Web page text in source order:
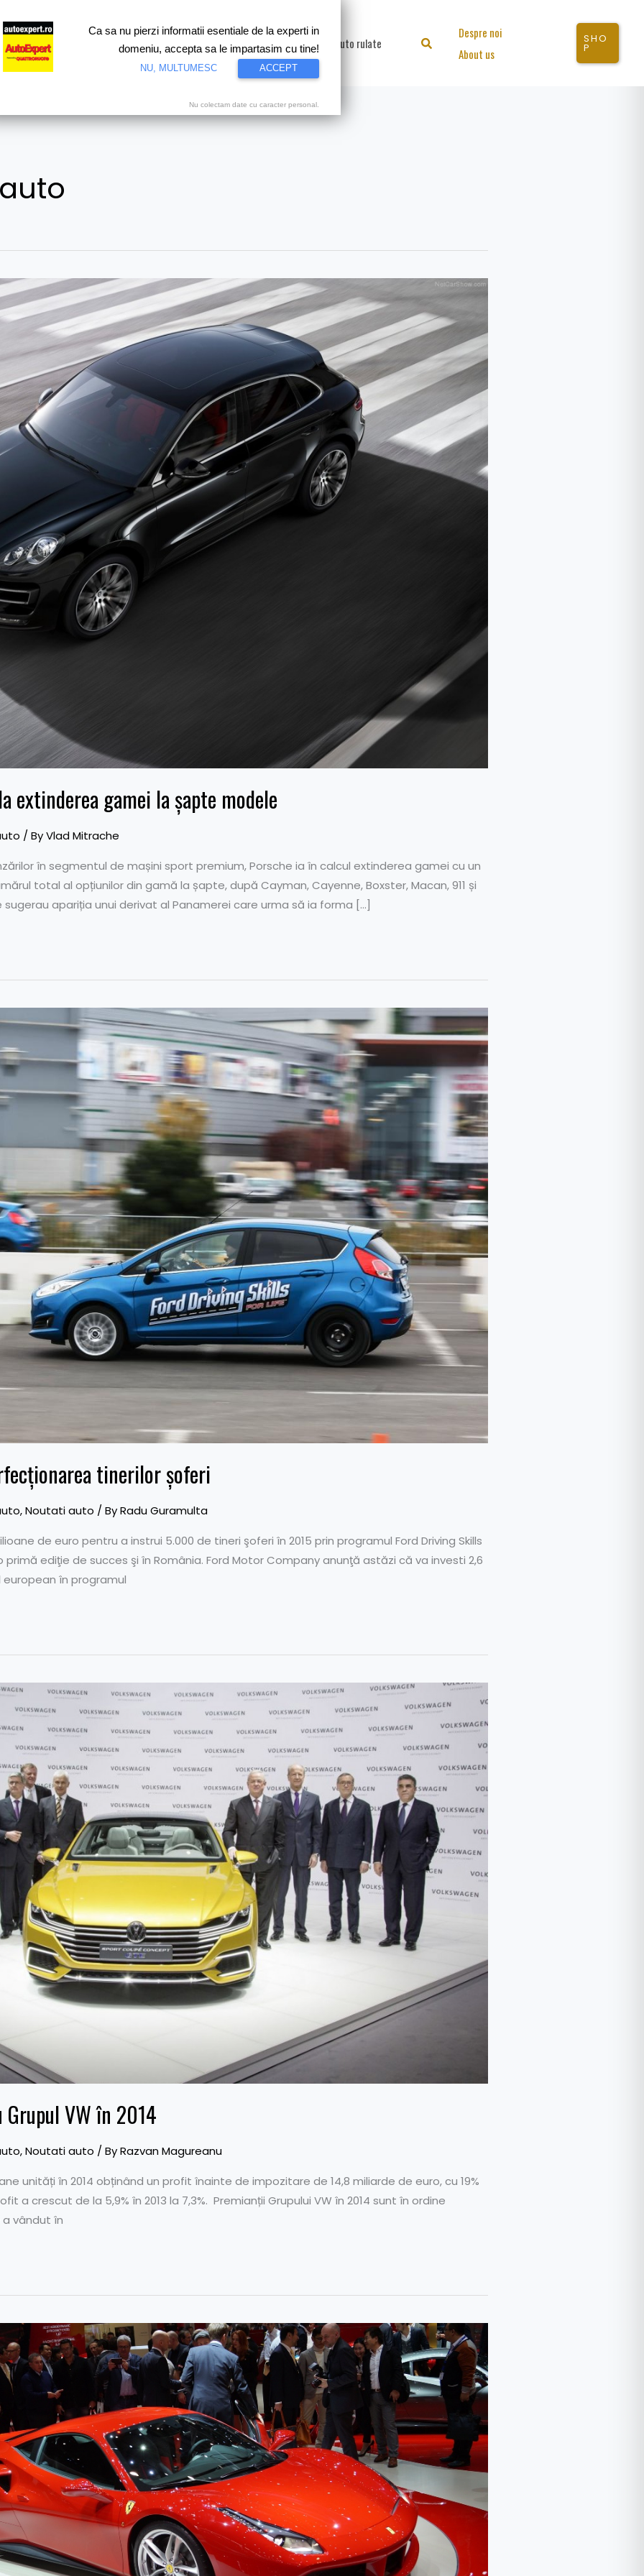
Test drive Motorsport Proiecte speciale Video Auto rulate Search
Despre noi
About us
SHO
P
extinderea gamei la șapte modele
/ ByVlad Mitrache
în segmentul de mașini sport premium, Porsche ia în calcul extinderea gamei cu un
total al opțiunilor din gamă la șapte, după Cayman, Cayenne, Boxster, Macan, 911 și
apariția unui derivat al Panamerei care urma să ia forma […]
tinerilor şoferi
,Noutati auto / ByRadu Guramulta
de euro pentru a instrui 5.000 de tineri şoferi în 2015 prin programul Ford Driving Skills
primă ediţie de succes şi în România. Ford Motor Company anunţă astăzi că va investi 2,6
european în programul
VW în 2014
,Noutati auto / ByRazvan Magureanu
unități în 2014 obținând un profit înainte de impozitare de 14,8 miliarde de euro, cu 19%
a crescut de la 5,9% în 2013 la 7,3%. Premianții Grupului VW în 2014 sunt în ordine
a vândut în
Ca sa nu pierzi informatii esentiale de la experti in
domeniu, accepta sa le impartasim cu tine!
NU, MULTUMESC ACCEPT
Nu colectam date cu caracter personal.